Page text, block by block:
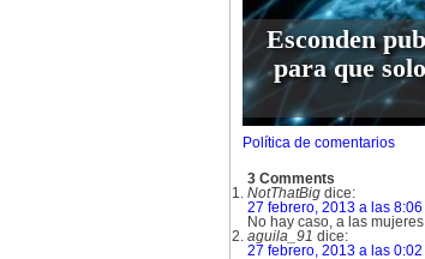
Esconden
para que
Política de comentarios
3 Comments
NotThatBig dice:
27 febrero, 2013 a las 8:06
No hay caso, a las
aguila_91 dice:
27 febrero, 2013 a las 0:02